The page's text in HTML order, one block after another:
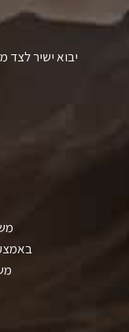
יבוא ישיר לצד